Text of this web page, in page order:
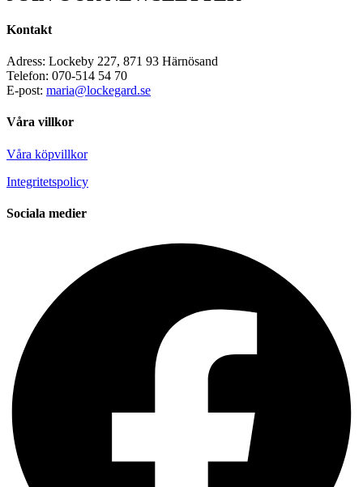
Kontakt
Adress: Lockeby 227, 871 93 Härnösand
Telefon: 070-514 54 70
E-post: maria@lockegard.se
Våra villkor
Våra köpvillkor
Integritetspolicy
Sociala medier